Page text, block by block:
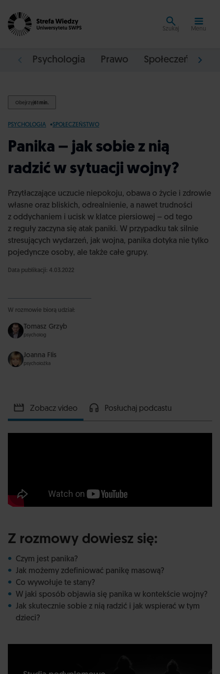
Szukaj Menu
Psychologia Prawo Społeczeństwo
Obejrzyj61 min.
PSYCHOLOGIA SPOŁECZEŃSTWO
Panika – jak sobie z nią
radzić w sytuacji wojny?
Przytłaczające uczucie niepokoju, obawa o życie i zdrowie
własne oraz bliskich, odrealnienie, a nawet trudności
z oddychaniem i ucisk w klatce piersiowej – od tego
z reguły zaczyna się atak paniki. W przypadku tak silnie
stresujących wydarzeń, jak wojna, panika dotyka nie tylko
pojedyncze osoby, ale także całe grupy.
Data publikacji: 4.03.2022
W rozmowie biorą udział:
Tomasz Grzyb
psycholog
Joanna Flis
psycholożka
Zobacz video Posłuchaj podcastu
Z rozmowy dowiesz się:
Czym jest panika?
Jak możemy zdefiniować panikę masową?
Co wywołuje te stany?
W jaki sposób objawia się panika w kontekście wojny?
Jak skutecznie sobie z nią radzić i jak wspierać w tym
dzieci?